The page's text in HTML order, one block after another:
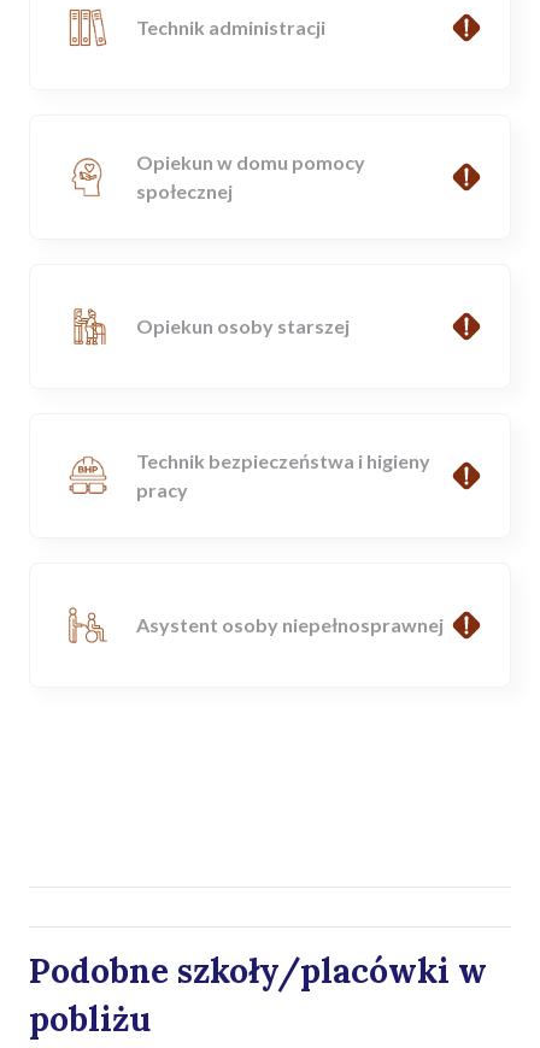
Technik administracji
Opiekun w domu pomocy
społecznej
Opiekun osoby starszej
Technik bezpieczeństwa i higieny
pracy
Asystent osoby niepełnosprawnej
Podobne szkoły/placówki w
pobliżu